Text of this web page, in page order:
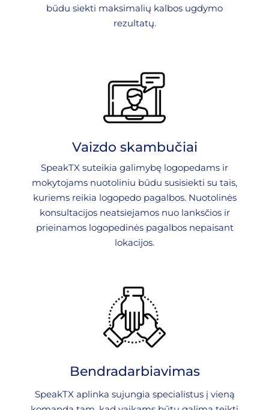
būdu siekti maksimalių kalbos ugdymo
rezultatų.
Vaizdo skambučiai
SpeakTX suteikia galimybę logopedams ir
mokytojams nuotoliniu būdu susisiekti su tais,
kuriems reikia logopedo pagalbos. Nuotolinės
konsultacijos neatsiejamos nuo lanksčios ir
prieinamos logopedinės pagalbos nepaisant
lokacijos.
Bendradarbiavimas
SpeakTX aplinka sujungia specialistus į vieną